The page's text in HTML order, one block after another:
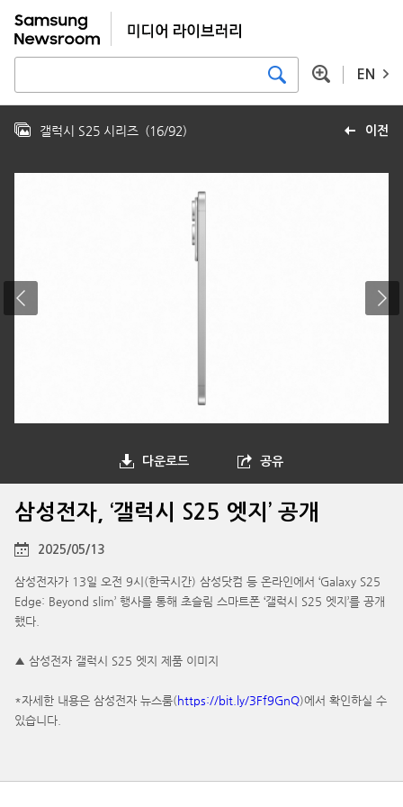
EN
이전
갤럭시 S25 시리즈 (16/92)
다운로드 공유
삼성전자, ‘갤럭시 S25 엣지’ 공개
2025/05/13
삼성전자가 13일 오전 9시(한국시간) 삼성닷컴 등 온라인에서 ‘Galaxy S25
Edge: Beyond slim’ 행사를 통해 초슬림 스마트폰 ‘갤럭시 S25 엣지’를 공개
했다.
▲ 삼성전자 갤럭시 S25 엣지 제품 이미지
*자세한 내용은 삼성전자 뉴스룸(https://bit.ly/3Ff9GnQ)에서 확인하실 수
있습니다.